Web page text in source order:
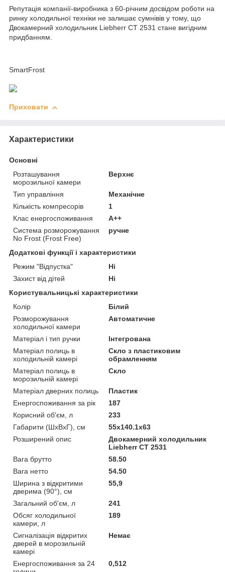
Репутація компанії-виробника з 60-річним досвідом роботи на
ринку холодильної техніки не залишає сумнівів у тому, що
Двокамерний холодильник Liebherr CT 2531 стане вигідним
придбанням.
SmartFrost
Приховати
Характеристики
Основні
Розташування
морозильної камери
Верхнє
Тип управління
Механічне
Кількість компресорів
1
Клас енергоспоживання
A++
Система розморожування
No Frost (Frost Free)
ручне
Додаткові функції і характеристики
Режим "Відпустка"
Ні
Захист від дітей
Ні
Користувальницькі характеристики
Колір
Білий
Розморожування
холодильної камери
Автоматичне
Матеріал і тип ручки
Інтегрована
Матеріал полиць в
холодильній камері
Скло з пластиковим
обрамленням
Матеріал полиць в
морозильній камері
Скло
Матеріал дверних полиць
Пластик
Енергоспоживання за рік
187
Корисний об'єм, л
233
Габарити (ШхВхГ), см
55x140.1x63
Розширений опис
Двокамерний холодильник
Liebherr CT 2531
Вага брутто
58.50
Вага нетто
54.50
Ширина з відкритими
дверима (90°), см
55,9
Загальний об'єм, л
241
Обсяг холодильної
камери, л
189
Сигналізація відкритих
дверей в морозильній
камері
Немає
Енергоспоживання за 24
0,512